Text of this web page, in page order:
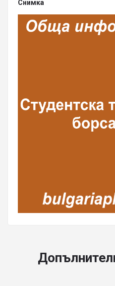
Снимка